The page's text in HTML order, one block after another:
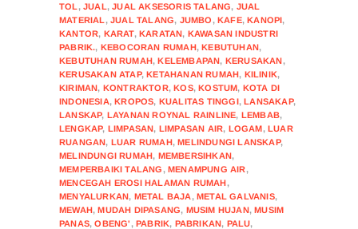
TOL ,JUAL,JUAL AKSESORIS TALANG, JUAL
MATERIAL ,JUAL TALANG, JUMBO ,KAFE,KANOPI,
KANTOR, KARAT,KARATAN, KAWASAN INDUSTRI
PABRIK., KEBOCORAN RUMAH,KEBUTUHAN,
KEBUTUHAN RUMAH,KELEMBAPAN, KERUSAKAN,
KERUSAKAN ATAP,KETAHANAN RUMAH, KILINIK,
KIRIMAN, KONTRAKTOR,KOS,KOSTUM, KOTA DI
INDONESIA,KROPOS, KUALITAS TINGGI,LANSAKAP,
LANSKAP, LAYANAN ROYNAL RAINLINE, LEMBAB,
LENGKAP, LIMPASAN, LIMPASAN AIR, LOGAM,LUAR
RUANGAN, LUAR RUMAH,MELINDUNGI LANSKAP,
MELINDUNGI RUMAH, MEMBERSIHKAN,
MEMPERBAIKI TALANG ,MENAMPUNG AIR,
MENCEGAH EROSI HALAMAN RUMAH,
MENYALURKAN, METAL BAJA,METAL GALVANIS,
MEWAH,MUDAH DIPASANG, MUSIM HUJAN,MUSIM
PANAS,OBENG' ,PABRIK, PABRIKAN, PALU,